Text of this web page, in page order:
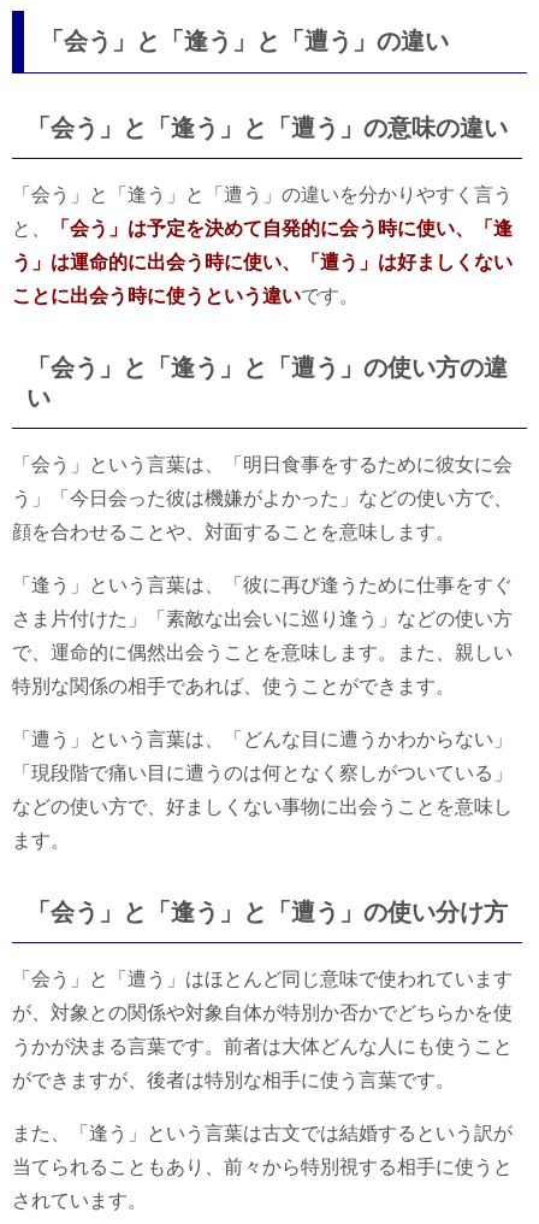
「会う」と「逢う」と「遭う」の違い
「会う」と「逢う」と「遭う」の意味の違い
「会う」と「逢う」と「遭う」の違いを分かりやすく言う
と、
「会う」は予定を決めて自発的に会う時に使い、「逢
う」は運命的に出会う時に使い、「遭う」は好ましくない
ことに出会う時に使うという違いです。
「会う」と「逢う」と「遭う」の使い方の違
い
「会う」という言葉は、「明日食事をするために彼女に会
う」「今日会った彼は機嫌がよかった」などの使い方で、
顔を合わせることや、対面することを意味します。
「逢う」という言葉は、「彼に再び逢うために仕事をすぐ
さま片付けた」「素敵な出会いに巡り逢う」などの使い方
で、運命的に偶然出会うことを意味します。また、親しい
特別な関係の相手であれば、使うことができます。
「遭う」という言葉は、「どんな目に遭うかわからない」
「現段階で痛い目に遭うのは何となく察しがついている」
などの使い方で、好ましくない事物に出会うことを意味し
ます。
「会う」と「逢う」と「遭う」の使い分け方
「会う」と「遭う」はほとんど同じ意味で使われています
が、対象との関係や対象自体が特別か否かでどちらかを使
うかが決まる言葉です。前者は大体どんな人にも使うこと
ができますが、後者は特別な相手に使う言葉です。
また、「逢う」という言葉は古文では結婚するという訳が
当てられることもあり、前々から特別視する相手に使うと
されています。